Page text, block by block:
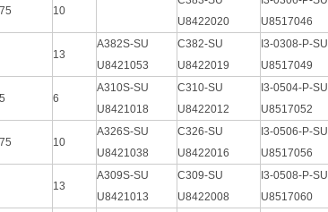
10
U8422020
U8517046
13
A382S-SU
U8421053
C382-SU
U8422019
I3-0308-P-SU
U8517049
6
A310S-SU
U8421018
C310-SU
U8422012
I3-0504-P-SU
U8517052
10
A326S-SU
U8421038
C326-SU
U8422016
I3-0506-P-SU
U8517056
13
A309S-SU
U8421013
C309-SU
U8422008
I3-0508-P-SU
U8517060